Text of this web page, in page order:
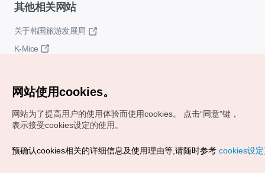
其他相关网站
关于韩国旅游发展局
K-Mice
Copyrights (c) 韩国旅游发展局版权所有
网站使用cookies。
网站为了提高用户的使用体验而使用cookies。
点击“同意"键，
表示接受cookies设定的使用。
预确认cookies相关的详细信息及使用理由等,请随时参考 cookies设